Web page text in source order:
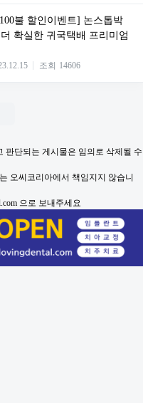
불 할인이벤트] 논스톱박
확실한 귀국택배 프리미엄
조회 14606
판단되는 게시물은 임의로 삭제될 수
오씨코리아에서 책임지지 않습니
으로 보내주세요